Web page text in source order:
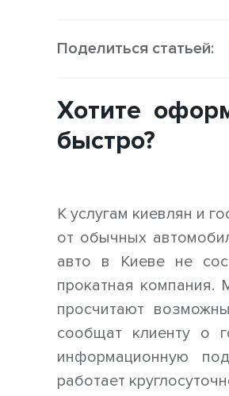
Поделиться статьей:
Хотите
быстро?
К услугам киевлян и
от обычных
авто в Киеве не
прокатная
просчитают
сообщат клиенту о
информационную
работает